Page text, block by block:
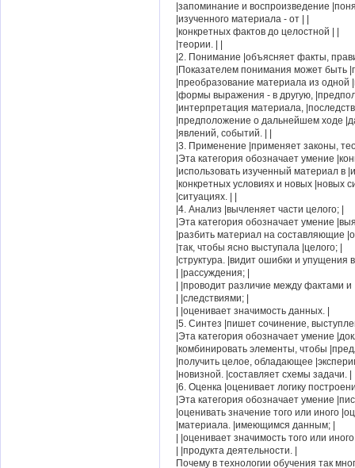
|запоминание и воспроизведение
|изученного материала - от | |
|конкретных фактов до целостной | |
|теории. | |
|2. Понимание |объясняет факты,
|Показателем понимания может быть
|преобразование материала из
|формы выражения - в другую,
|интерпретация материала,
|предположение о дальнейшем ходе
|явлений, событий. | |
|3. Применение |применяет законы,
|Эта категория обозначает умение
|использовать изученный материал в
|конкретных условиях и новых |новых
|ситуациях. | |
|4. Анализ |вычленяет части целого; |
|Эта категория обозначает умение
|разбить материал на составляющие
|так, чтобы ясно выступала |целого; |
|структура. |видит ошибки и упущения
| |рассуждения; |
| |проводит различие между фактами и
| |следствиями; |
| |оценивает значимость данных. |
|5. Синтез |пишет сочинение,
|Эта категория обозначает умение
|комбинировать элементы, чтобы
|получить целое, обладающее
|новизной. |составляет схемы задачи. |
|6. Оценка |оценивает логику
|Эта категория обозначает умение
|оценивать значение того или иного
|материала. |имеющимся данным; |
| |оценивает значимость того или
| |продукта деятельности. |
Почему в технологии обучения так